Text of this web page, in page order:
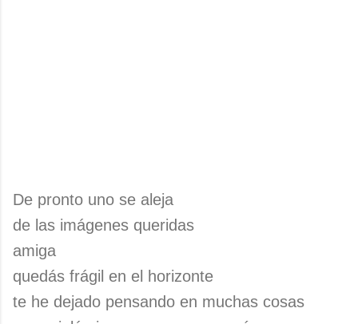
De pronto uno se aleja
de las imágenes queridas
amiga
quedás frágil en el horizonte
te he dejado pensando en muchas cosas